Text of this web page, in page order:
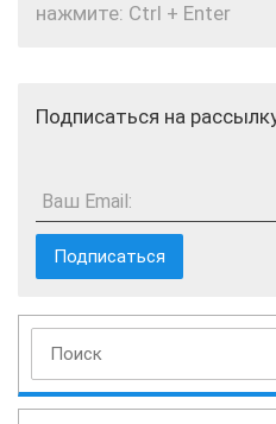
нажмите: Ctrl + Enter
Подписаться на
Ваш Email: